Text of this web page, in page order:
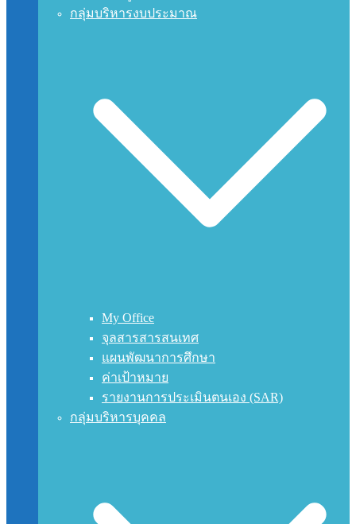
กลุ่มบริหารงบประมาณ
My Office
จุลสารสารสนเทศ
แผนพัฒนาการศึกษา
ค่าเป้าหมาย
รายงานการประเมินตนเอง (SAR)
กลุ่มบริหารบุคคล